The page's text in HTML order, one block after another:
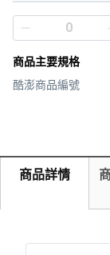
商品主要規格
酷澎商品編號
商品詳情